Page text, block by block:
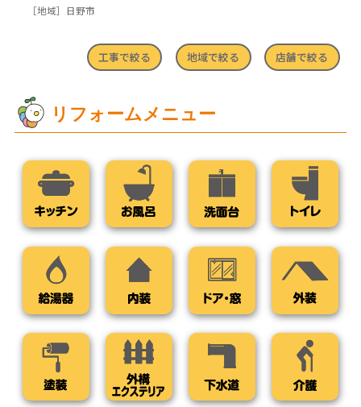
［地域］ 日野市
工事で絞る 地域で絞る 店舗で絞る
リフォームメニュー